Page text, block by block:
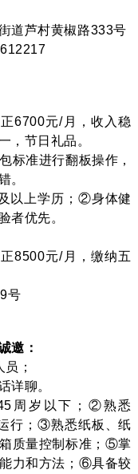
道芦村黄椒路333号
6700元/月，收入稳
，节日礼品。
标准进行翻板操作，
。
以上学历；②身体健
者优先。
8500元/月，缴纳五
号
邀：
；
详聊。
周岁以下；②熟悉
行；③熟悉纸板、纸
质量控制标准；⑤掌
力和方法；⑥具备较